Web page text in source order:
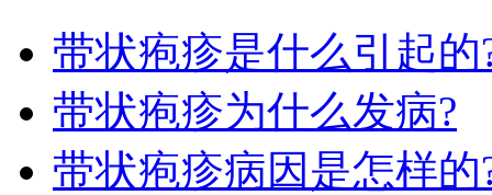
带状疱疹是什么引起的
带状疱疹为什么发病?
带状疱疹病因是怎样的